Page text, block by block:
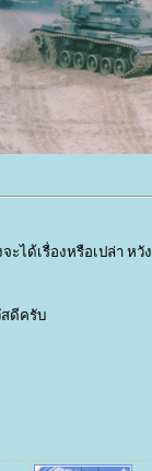
ได้เรื่องหรือเปล่า ห
ดีครับ